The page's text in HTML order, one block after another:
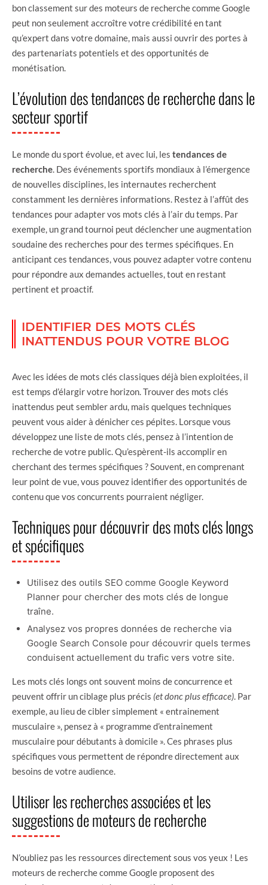
bon classement sur des moteurs de recherche comme Google
peut non seulement accroître votre crédibilité en tant
qu’expert dans votre domaine, mais aussi ouvrir des portes à
des partenariats potentiels et des opportunités de
monétisation.
L’évolution des tendances de recherche dans le
secteur sportif
Le monde du sport évolue, et avec lui, les tendances de
recherche . Des événements sportifs mondiaux à l’émergence
de nouvelles disciplines, les internautes recherchent
constamment les dernières informations. Restez à l’affût des
tendances pour adapter vos mots clés à l’air du temps. Par
exemple, un grand tournoi peut déclencher une augmentation
soudaine des recherches pour des termes spécifiques. En
anticipant ces tendances, vous pouvez adapter votre contenu
pour répondre aux demandes actuelles, tout en restant
pertinent et proactif.
IDENTIFIER DES MOTS CLÉS
INATTENDUS POUR VOTRE BLOG
Avec les idées de mots clés classiques déjà bien exploitées, il
est temps d’élargir votre horizon. Trouver des mots clés
inattendus peut sembler ardu, mais quelques techniques
peuvent vous aider à dénicher ces pépites. Lorsque vous
développez une liste de mots clés, pensez à l’intention de
recherche de votre public. Qu’espèrent-ils accomplir en
cherchant des termes spécifiques ? Souvent, en comprenant
leur point de vue, vous pouvez identifier des opportunités de
contenu que vos concurrents pourraient négliger.
Techniques pour découvrir des mots clés longs
et spécifiques
Utilisez des outils SEO comme Google Keyword
Planner pour chercher des mots clés de longue
traîne.
Analysez vos propres données de recherche via
Google Search Console pour découvrir quels termes
conduisent actuellement du trafic vers votre site.
Les mots clés longs ont souvent moins de concurrence et
peuvent offrir un ciblage plus précis (et donc plus efficace) . Par
exemple, au lieu de cibler simplement « entrainement
musculaire », pensez à « programme d’entrainement
musculaire pour débutants à domicile ». Ces phrases plus
spécifiques vous permettent de répondre directement aux
besoins de votre audience.
Utiliser les recherches associées et les
suggestions de moteurs de recherche
N’oubliez pas les ressources directement sous vos yeux ! Les
moteurs de recherche comme Google proposent des